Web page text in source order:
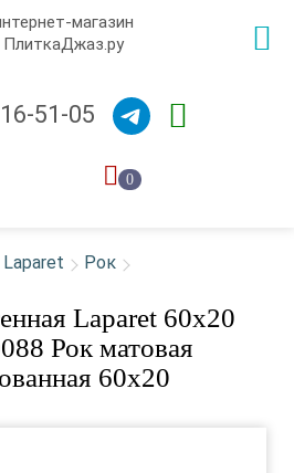
магазин
ПлиткаДжаз.ру
51-05
0
Laparet Рок
Laparet 60x20
Рок матовая
60x20